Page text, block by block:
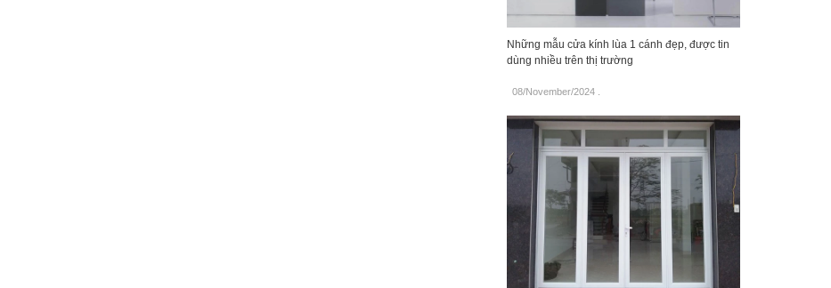
Những mẫu cửa kính lùa 1 cánh đẹp, được tin
dùng nhiều trên thị trường
08/November/2024.